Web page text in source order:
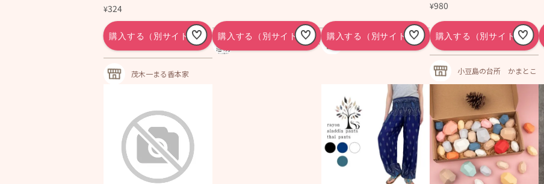
¥324
茂木一まる香本家
巡り宵｜40歳からの自分
を労わる温活・更年期シ
雑貨ショップ ハニーシ
ェア
¥980
小豆島の台所 かまとこ